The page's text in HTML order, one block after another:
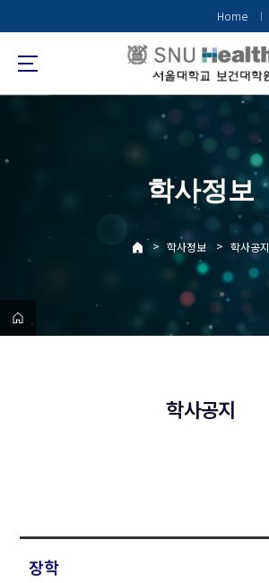
로
메
Home
학사정보
> 학사정보 > 학사공지
학사공지
장학